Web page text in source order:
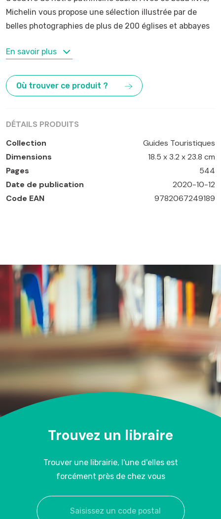
Michelin vous propose une sélection illustrée par de
belles photographies de plus de 200 églises et abbayes
MOTS-CLÉS
En savoir plus
Où trouver ce produit ?
DÉTAILS PRODUITS
Collection
Guides Touristiques
Dimensions
18.5 x 3.2 x 23.8 cm
Pages
544
Date de publication
2020-10-12
Code EAN
9782067249189
Trouvez un libraire
Trouver une librairie, l'une d'elles est
forcément près de chez vous